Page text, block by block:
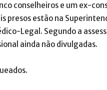
conselheiros e um ex-
presos estão na
Legal. Segundo a
ainda não divulgadas.